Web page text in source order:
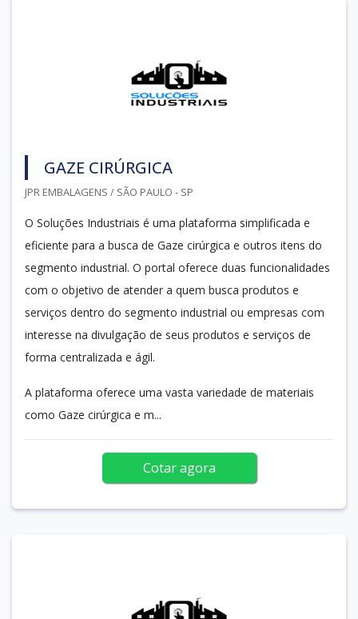
GAZE CIRÚRGICA
JPR EMBALAGENS / SÃO PAULO - SP
O Soluções Industriais é uma plataforma simplificada e
eficiente para a busca de Gaze cirúrgica e outros itens do
segmento industrial. O portal oferece duas funcionalidades
com o objetivo de atender a quem busca produtos e
serviços dentro do segmento industrial ou empresas com
interesse na divulgação de seus produtos e serviços de
forma centralizada e ágil.
A plataforma oferece uma vasta variedade de materiais
como Gaze cirúrgica e m...
Cotar agora